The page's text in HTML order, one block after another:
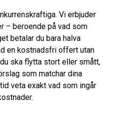
Vi erbjuder
– beroende på vad som
betalar du bara halva
en kostnadsfri offert utan
ska flytta stort eller smått,
som matchar dina
veta exakt vad som ingår